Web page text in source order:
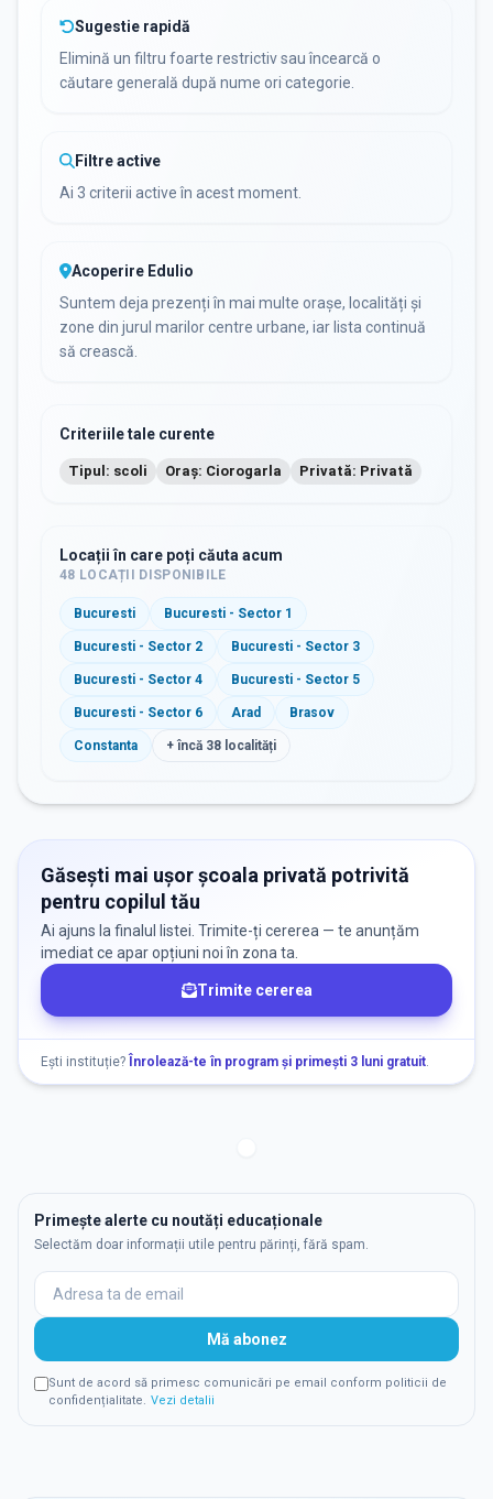
Sugestie rapidă
Elimină un filtru foarte restrictiv sau încearcă o
căutare generală după nume ori categorie.
Filtre active
Ai 3 criterii active în acest moment.
Acoperire Edulio
Suntem deja prezenți în mai multe orașe, localități și
zone din jurul marilor centre urbane, iar lista continuă
să crească.
Criteriile tale curente
Tipul: scoli Oraș: Ciorogarla Privată: Privată
Locații în care poți căuta acum
48 LOCAȚII DISPONIBILE
Bucuresti Bucuresti - Sector 1
Bucuresti - Sector 2 Bucuresti - Sector 3
Bucuresti - Sector 4 Bucuresti - Sector 5
Bucuresti - Sector 6 Arad Brasov
Constanta + încă 38 localități
Găsești mai ușor școala privată potrivită
pentru copilul tău
Ai ajuns la finalul listei. Trimite-ți cererea — te anunțăm
imediat ce apar opțiuni noi în zona ta.
Trimite cererea
Ești instituție? Înrolează-te în program și primești 3 luni gratuit.
Primește alerte cu noutăți educaționale
Selectăm doar informații utile pentru părinți, fără spam.
Mă abonez
Sunt de acord să primesc comunicări pe email conform politicii de
confidențialitate. Vezi detalii